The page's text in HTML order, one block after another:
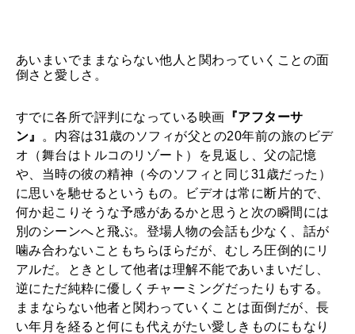
2026年6月号「大銀座 トレンドが生まれる 新しい一流店へ。」
2026年5月号「“大好き”に出会いに。韓国」
2026年4月号「未来をつくる、学びの教科書。」
2026年3月号「スイーツ予想図 2026」
2026年2月号「良運を掴む 新・開運術。」
2026年1月号「猫がいれば、幸せ」
2025年12月号「お酒の新常識。」
FOLLOW US!
あいまいでままならない他人と関わっていくことの面
倒さと愛しさ。
すでに各所で評判になっている映画 『アフターサ
ン』
。内容は31歳のソフィが父との20年前の旅のビデ
オ（舞台はトルコのリゾート）を見返し、父の記憶
や、当時の彼の精神（今のソフィと同じ31歳だった）
に思いを馳せるというもの。ビデオは常に断片的で、
何か起こりそうな予感があるかと思うと次の瞬間には
別のシーンへと飛ぶ。登場人物の会話も少なく、話が
噛み合わないこともちらほらだが、むしろ圧倒的にリ
アルだ。ときとして他者は理解不能であいまいだし、
逆にただ純粋に優しくチャーミングだったりもする。
ままならない他者と関わっていくことは面倒だが、長
い年月を経ると何にも代えがたい愛しきものにもなり